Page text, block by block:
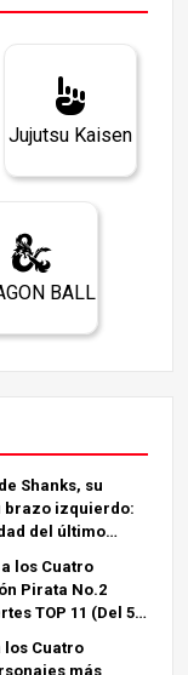
Jujutsu Kaisen
BALL
Shanks, su
brazo izquierdo:
del último
los Cuatro
Pirata No.2
TOP 11 (Del 5º
los Cuatro
más